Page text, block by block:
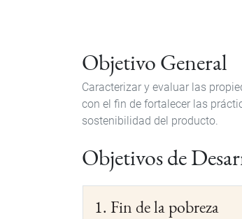
Objetivo General
Caracterizar y evaluar las
con el fin de fortalecer las
sostenibilidad del producto.
Objetivos de
1. Fin de la pobreza